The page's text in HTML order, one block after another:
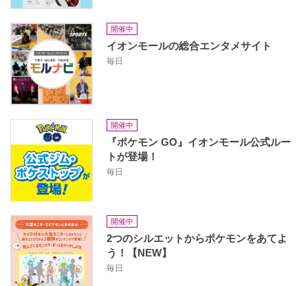
開催中
イオンモールの総合エンタメサイト
毎日
開催中
『ポケモン GO』イオンモール公式ルー
トが登場！
毎日
開催中
2つのシルエットからポケモンをあてよ
う！【NEW】
毎日